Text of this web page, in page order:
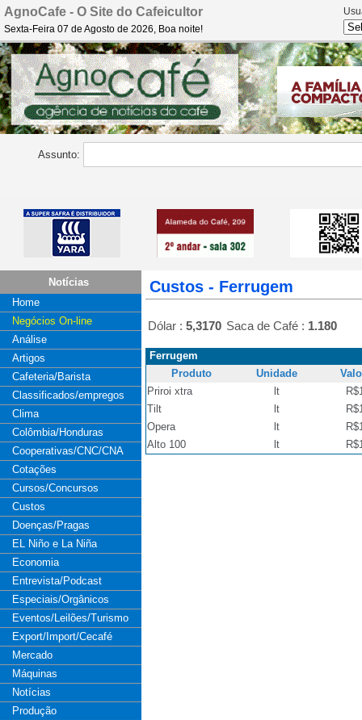
AgnoCafe - O Site do Cafeicultor
Sexta-Feira 07 de Agosto de 2026, Boa noite!
Assunto:
Notícias
Home
Negócios On-line
Análise
Artigos
Cafeteria/Barista
Classificados/empregos
Clima
Colômbia/Honduras
Cooperativas/CNC/CNA
Cotações
Cursos/Concursos
Custos
Doenças/Pragas
EL Niño e La Niña
Economia
Entrevista/Podcast
Especiais/Orgânicos
Eventos/Leilões/Turismo
Export/Import/Cecafé
Mercado
Máquinas
Notícias
Produção
Custos - Ferrugem
Dólar : 5,3170 Saca de Café : 1.180
Ferrugem
Produto
Unidade
Priroi xtra
lt
Tilt
lt
Opera
lt
Alto 100
lt